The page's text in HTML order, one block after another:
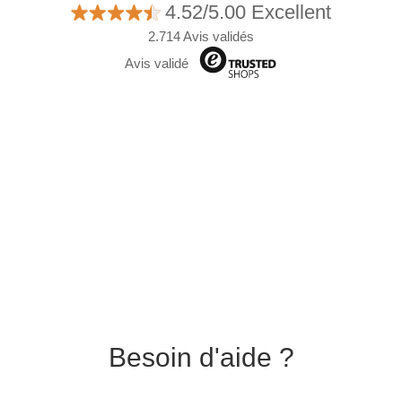
4.52/5.00 Excellent
2.714 Avis validés
Avis validé
Besoin d'aide ?